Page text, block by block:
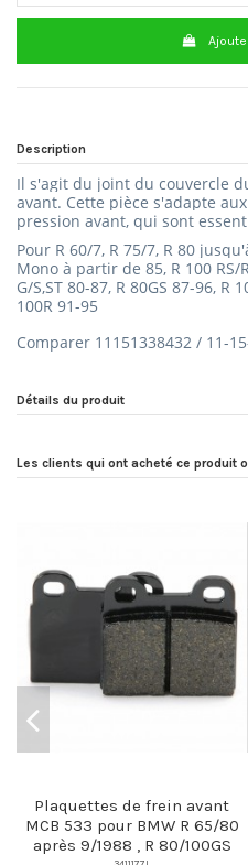
Description
Il s'agit du joint du couvercle
avant. Cette pièce s'adapte
pression avant, qui sont
Pour R 60/7, R 75/7, R 80
Mono à partir de 85, R 100
G/S,ST 80-87, R 80GS 87-96, R
100R 91-95
Comparer 11151338432 / 11-
Détails du produit
Les clients qui ont acheté ce produit
Plaquettes de frein avant
MCB 533 pour BMW R 65/80
après 9/1988 , R 80/100GS